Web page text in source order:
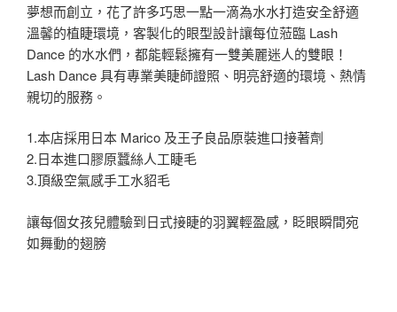
夢想而創立，花了許多巧思一點一滴為水水打造安全舒適
溫馨的植睫環境，客製化的眼型設計讓每位蒞臨 Lash
Dance 的水水們，都能輕鬆擁有一雙美麗迷人的雙眼！
Lash Dance 具有專業美睫師證照、明亮舒適的環境、熱情
親切的服務。
1.本店採用日本 Marico 及王子良品原裝進口接著劑
2.日本進口膠原蠶絲人工睫毛
3.頂級空氣感手工水貂毛
讓每個女孩兒體驗到日式接睫的羽翼輕盈感，眨眼瞬間宛
如舞動的翅膀